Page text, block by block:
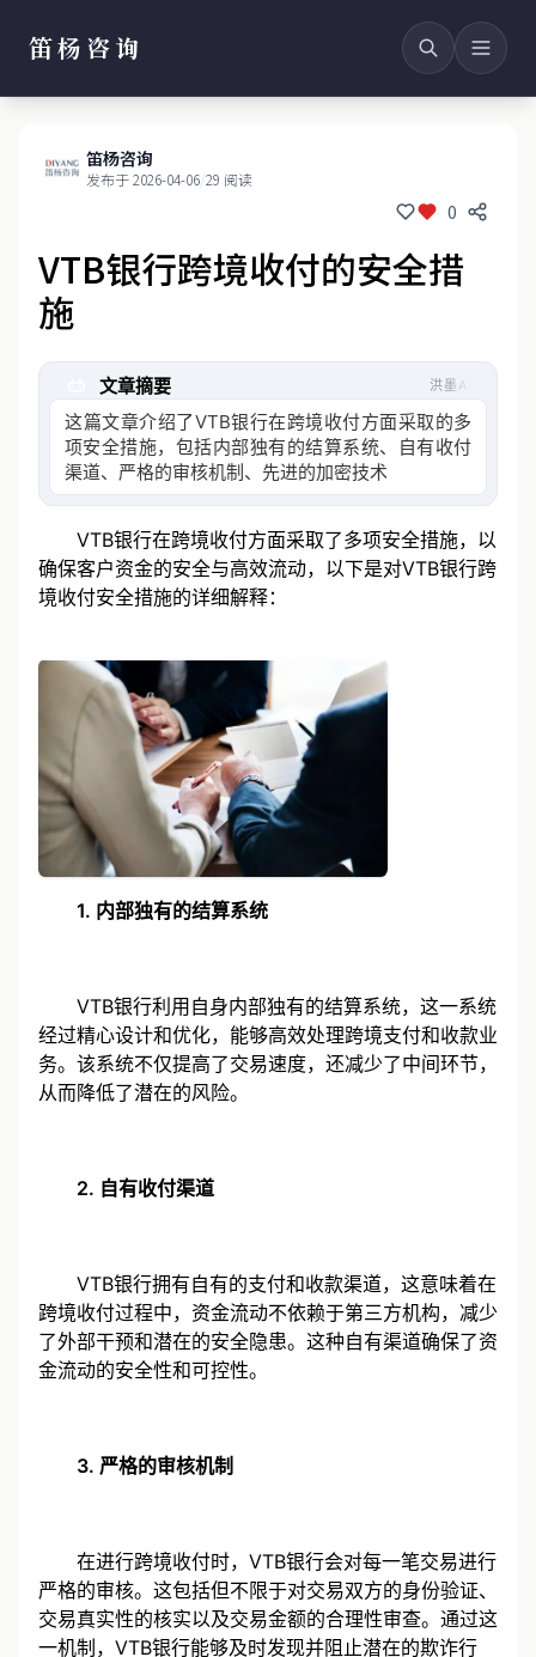
笛杨咨询
笛杨咨询
发布于 2026-04-06/29 阅读
0
VTB银行跨境收付的安全措
施
文章摘要 洪墨AI
这篇文章介绍了VTB银行在跨境收付方面采取的多
项安全措施，包括内部独有的结算系统、自有收付
渠道、严格的审核机制、先进的加密技术、跨境收
付监控
VTB银行在跨境收付方面采取了多项安全措施，以
确保客户资金的安全与高效流动，以下是对VTB银行跨
VTB银行利用自身内部独有的结算系统，这一系统
经过精心设计和优化，能够高效处理跨境支付和收款业
务。该系统不仅提高了交易速度，还减少了中间环节，
VTB银行拥有自有的支付和收款渠道，这意味着在
跨境收付过程中，资金流动不依赖于第三方机构，减少
了外部干预和潜在的安全隐患。这种自有渠道确保了资
在进行跨境收付时，VTB银行会对每一笔交易进行
严格的审核。这包括但不限于对交易双方的身份验证、
交易真实性的核实以及交易金额的合理性审查。通过这